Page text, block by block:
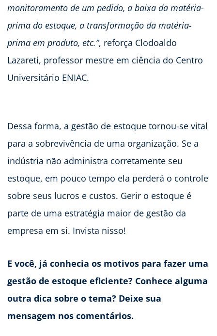
monitoramento de um pedido, a baixa da matéria-
prima do estoque, a transformação da matéria-
prima em produto, etc.”, reforça Clodoaldo
Lazareti, professor mestre em ciência do Centro
Universitário ENIAC.
Dessa forma, a gestão de estoque tornou-se vital
para a sobrevivência de uma organização. Se a
indústria não administra corretamente seu
estoque, em pouco tempo ela perderá o controle
sobre seus lucros e custos. Gerir o estoque é
parte de uma estratégia maior de gestão da
empresa em si. Invista nisso!
E você, já conhecia os motivos para fazer uma
gestão de estoque eficiente? Conhece alguma
outra dica sobre o tema? Deixe sua
mensagem nos comentários.